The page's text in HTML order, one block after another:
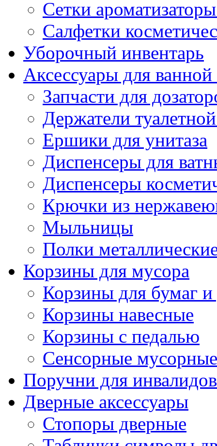
Сетки
Салфетки
Уборочный инвентарь
Аксессуары для
Запчасти для
Держатели
Ершики для унитаза
Диспенсеры для
Диспенсеры
Крючки из
Мыльницы
Полки
Корзины для мусора
Корзины для бумаг
Корзины навесные
Корзины с педалью
Сенсорные
Поручни для инвалидов
Дверные аксессуары
Стопоры дверные